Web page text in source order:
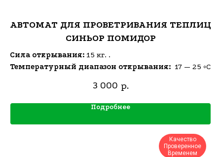
АВТОМАТ ДЛЯ ПРОВЕТРИВАНИЯ ТЕПЛИЦ
СИНЬОР ПОМИДОР
Сила открывания: 15 кг. .
Температурный диапазон открывания: 17 — 25 ºC
3 000 р.
Подробнее
Качество
Проверенное
Временем